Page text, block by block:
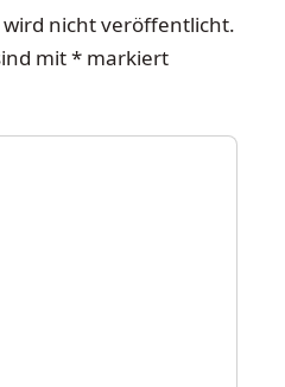
wird nicht veröffentlicht.
mit* markiert